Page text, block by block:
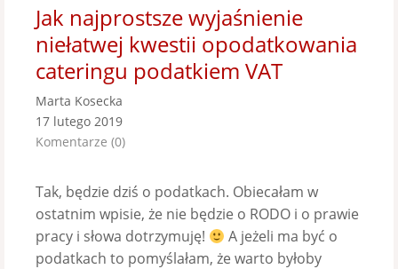
Jak najprostsze wyjaśnienie
niełatwej kwestii opodatkowania
cateringu podatkiem VAT
Marta Kosecka
17 lutego 2019
Komentarze (0)
Tak, będzie dziś o podatkach. Obiecałam w
ostatnim wpisie, że nie będzie o RODO i o prawie
pracy i słowa dotrzymuję!
A jeżeli ma być o
podatkach to pomyślałam, że warto byłoby